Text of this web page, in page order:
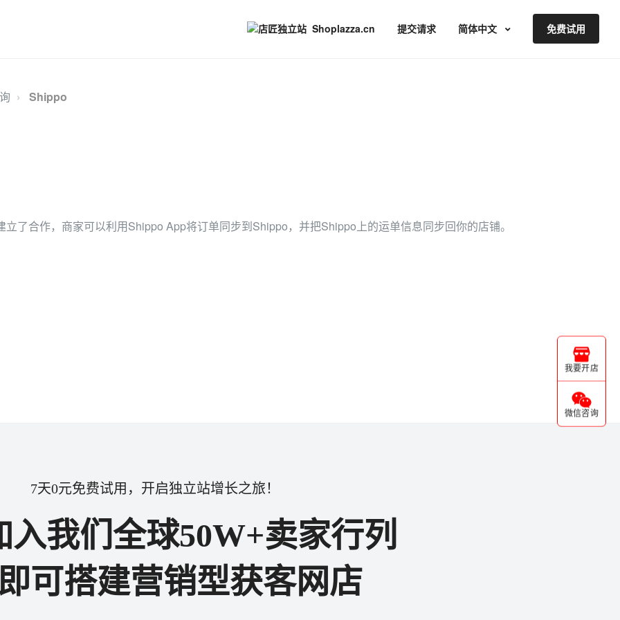
Shoplazza.cn 提交请求 简体中文 免费试用
Shippo
了合作，商家可以利用Shippo App将订单同步到Shippo，并把Shippo上的运单信息同步回你的店铺。
我要开店
微信咨询
7天0元免费试用，开启独立站增长之旅！
入我们全球50W+卖家行列
可搭建营销型获客网店